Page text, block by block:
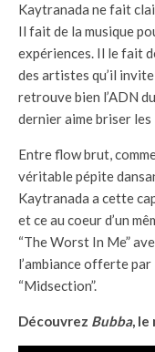
Kaytranada ne fait
Il fait de la musique
expériences. Il le fait
des artistes qu’il
retrouve bien l’ADN
dernier aime briser
Entre flow brut,
véritable pépite
Kaytranada a cette
et ce au coeur d’un
“The Worst In Me”
l’ambiance offerte
“Midsection”.
Découvrez Bubba, le